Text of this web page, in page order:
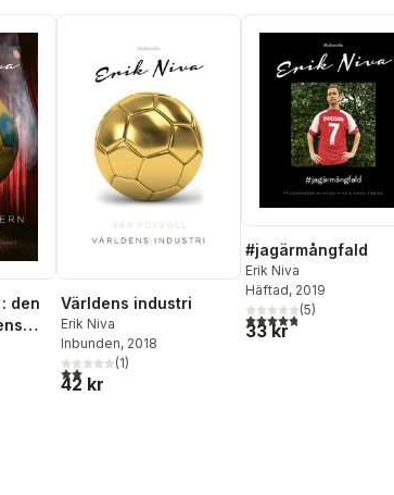
den
antal röster:
Världens industri
Erik Niva
Inbunden, 2018
2,0utav 5 stjärnor. Totalt antal röster:
(1)
42 kr
#jagärmångfald
Erik Niva
Häftad, 2019
4,8utav 5 stjärnor.
(5)
33 kr